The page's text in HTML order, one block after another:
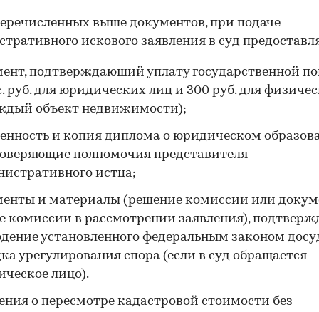
выше документов, при подаче
искового заявления в суд
подтверждающий уплату государственной
руб. для юридических лиц и 300 руб. для
объект недвижимости);
и копия диплома о юридическом
полномочия представителя
истца;
и материалы (решение комиссии или
комиссии в рассмотрении заявления),
установленного федеральным законом
урегулирования спора (если в суд обращается
лицо).
о пересмотре кадастровой стоимости без